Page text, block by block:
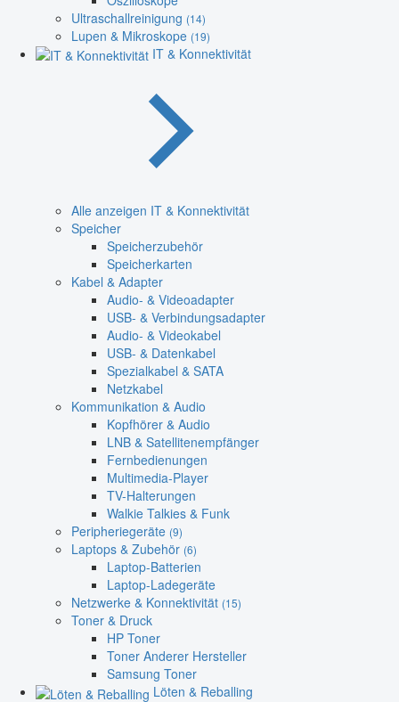
Ultraschallreinigung (14)
Lupen & Mikroskope (19)
IT & Konnektivität
Alle anzeigen IT & Konnektivität
Speicher
Speicherzubehör
Speicherkarten
Kabel & Adapter
Audio- & Videoadapter
USB- & Verbindungsadapter
Audio- & Videokabel
USB- & Datenkabel
Spezialkabel & SATA
Netzkabel
Kommunikation & Audio
Kopfhörer & Audio
LNB & Satellitenempfänger
Fernbedienungen
Multimedia-Player
TV-Halterungen
Walkie Talkies & Funk
Peripheriegeräte (9)
Laptops & Zubehör (6)
Laptop-Batterien
Laptop-Ladegeräte
Netzwerke & Konnektivität (15)
Toner & Druck
HP Toner
Toner Anderer Hersteller
Samsung Toner
Löten & Reballing